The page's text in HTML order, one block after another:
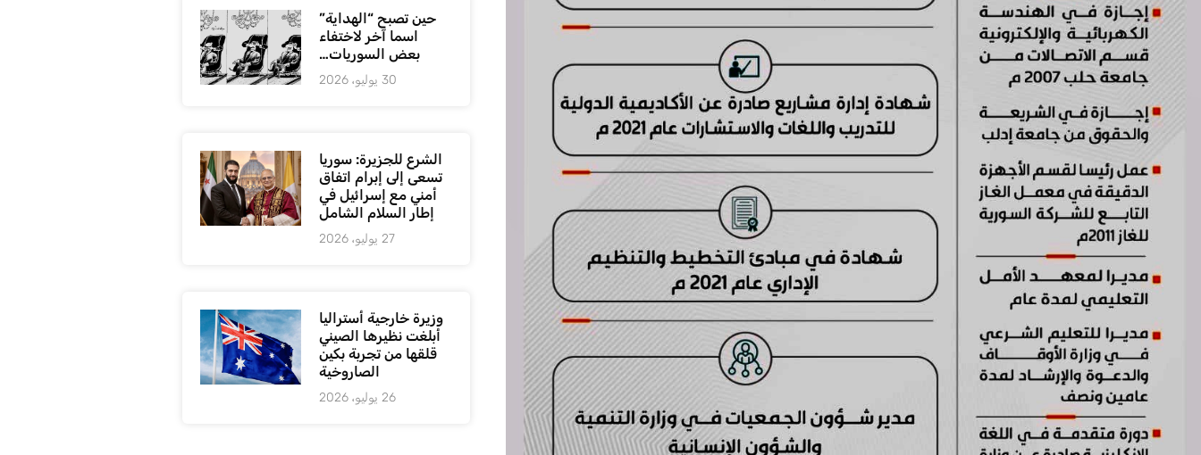
حين تصبح “الهداية”
اسما آخر لاختفاء
بعض السوريات…
30 يوليو، 2026
الشرع للجزيرة: سوريا
تسعى إلى إبرام اتفاق
أمني مع إسرائيل في
إطار السلام الشامل
27 يوليو، 2026
وزيرة خارجية أستراليا
أبلغت نظيرها الصيني
قلقها من تجربة بكين
الصاروخية
26 يوليو، 2026